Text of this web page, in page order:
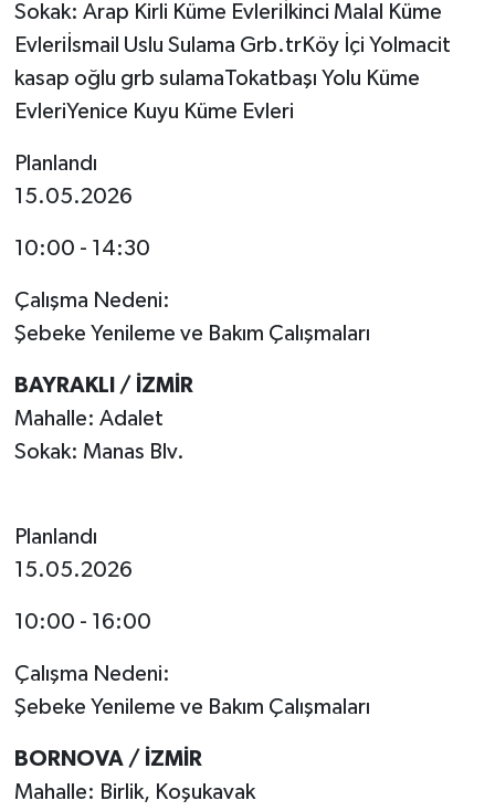
Sokak: Arap Kirli Küme Evleriİkinci Malal Küme
Evleriİsmail Uslu Sulama Grb.trKöy İçi Yolmacit
kasap oğlu grb sulamaTokatbaşı Yolu Küme
EvleriYenice Kuyu Küme Evleri
Planlandı
15.05.2026
10:00 - 14:30
Çalışma Nedeni:
Şebeke Yenileme ve Bakım Çalışmaları
BAYRAKLI / İZMİR
Mahalle: Adalet
Sokak: Manas Blv.
Planlandı
15.05.2026
10:00 - 16:00
Çalışma Nedeni:
Şebeke Yenileme ve Bakım Çalışmaları
BORNOVA / İZMİR
Mahalle: Birlik, Koşukavak